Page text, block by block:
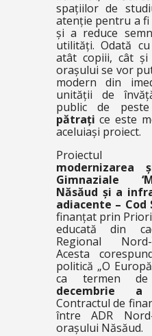
spațiilor de
atenție pentru a fi
și a reduce
utilități. Odată
atât copiii, cât
orașului se vor
modern din
unității de
public de peste
pătrați ce este
aceluiași proiect.
modernizarea
Gimnaziale
Năsăud și a
adiacente – Cod
finanțat prin
educată din
Regional
Acesta
politică „O
ca termen
decembrie
Contractul de
între ADR
orașului Năsăud.